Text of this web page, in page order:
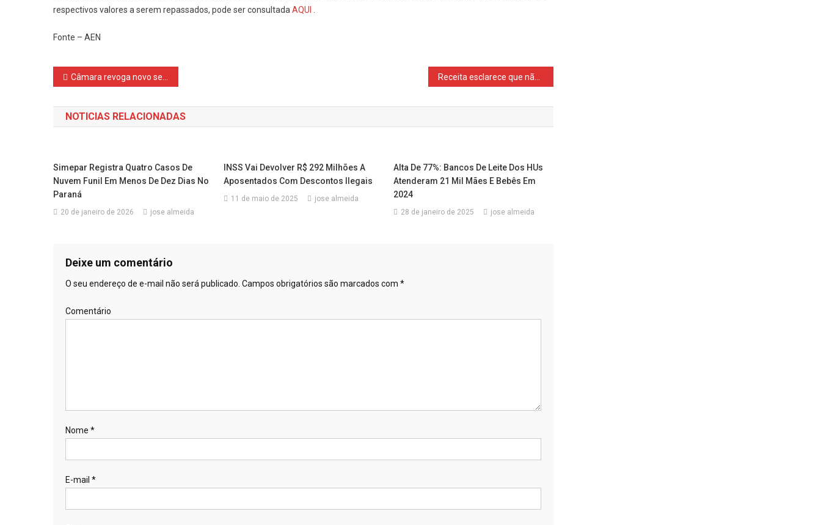
respectivos valores a serem repassados, pode ser consultada AQUI
Fonte – AEN
Navegação
de
Post
Câmara revoga novo seguro DPVAT e limita bloqueio de emendas
NOTICIAS RELACIONADAS
Simepar Registra Quatro Casos De
Nuvem Funil Em Menos De Dez Dias No
Paraná
20 de janeiro de 2026 jose almeida
INSS Vai Devolver R$ 292 Milhões A
Aposentados Com Descontos Ilegais
11 de maio de 2025 jose almeida
Alta De 77%: Bancos De Leite Dos HUs
Atenderam 21 Mil Mães E Bebês Em
2024
28 de janeiro de 2025 jose almeida
Deixe um comentário
O seu endereço de e-mail não será publicado. Campos obrigatórios são marcados com *
Comentário
Nome *
E-mail *